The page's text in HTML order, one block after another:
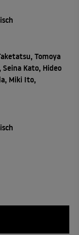
Tomoya
Kato, Hideo
Miki Ito,